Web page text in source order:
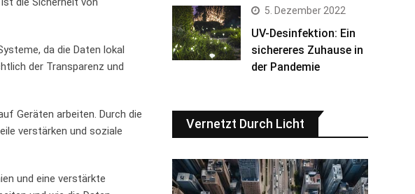
da ⁣die ⁢Daten lokal
der⁤ Transparenz und
Geräten⁢ arbeiten. Durch die‍
verstärken‌ und soziale
und eine ⁣verstärkte
5. Dezember 2022
UV-Desinfektion: Ein
sichereres Zuhause in
der Pandemie
Vernetzt Durch Licht